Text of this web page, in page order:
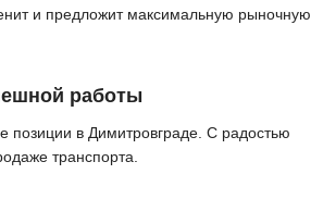
и предложит максимальную рыночную
работы
в Димитровграде. С радостью
транспорта.